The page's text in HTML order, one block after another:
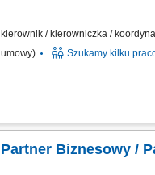
kierownik / kierowniczka /
umowy)
Szukamy kilku
Zakres działania prowadzenie
Partner Biznesowy /